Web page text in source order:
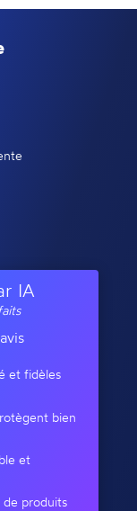
IA
et fidèles
bien
et
produits